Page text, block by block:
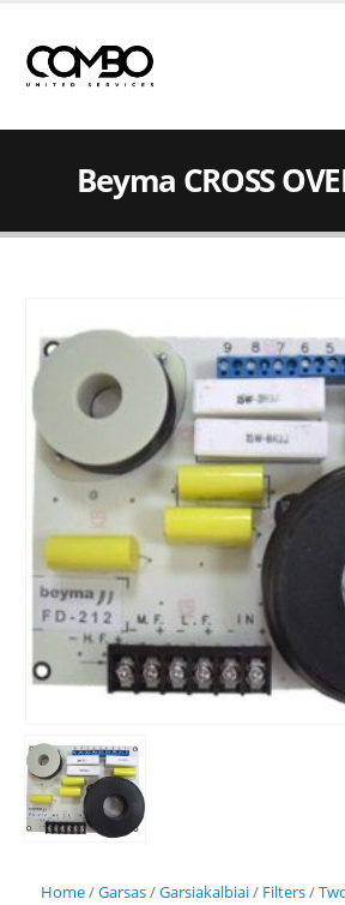
Beyma CROSS
Home/Garsas/Garsiakalbiai/ Filters/